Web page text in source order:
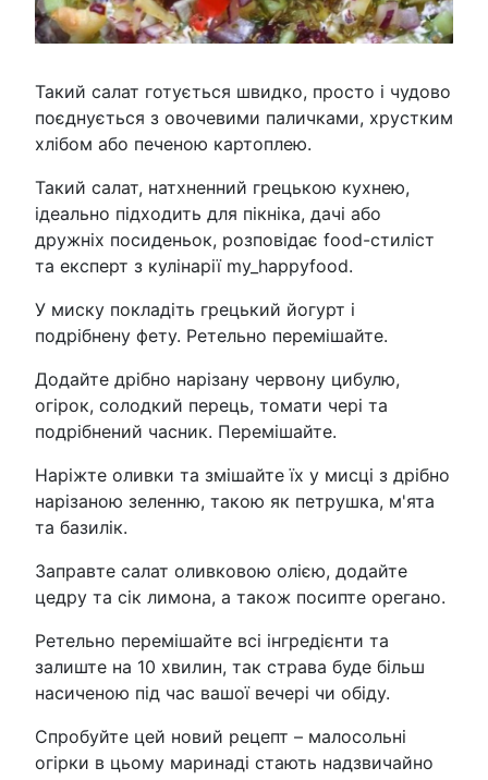
Такий салат готується швидко, просто і чудово
поєднується з овочевими паличками, хрустким
хлібом або печеною картоплею.
Такий салат, натхненний грецькою кухнею,
ідеально підходить для пікніка, дачі або
дружніх посиденьок, розповідає food-стиліст
та експерт з кулінарії my_happyfood.
У миску покладіть грецький йогурт і
подрібнену фету. Ретельно перемішайте.
Додайте дрібно нарізану червону цибулю,
огірок, солодкий перець, томати чері та
подрібнений часник. Перемішайте.
Наріжте оливки та змішайте їх у мисці з дрібно
нарізаною зеленню, такою як петрушка, м'ята
та базилік.
Заправте салат оливковою олією, додайте
цедру та сік лимона, а також посипте орегано.
Ретельно перемішайте всі інгредієнти та
залиште на 10 хвилин, так страва буде більш
насиченою під час вашої вечері чи обіду.
Спробуйте цей новий рецепт – малосольні
огірки в цьому маринаді стають надзвичайно